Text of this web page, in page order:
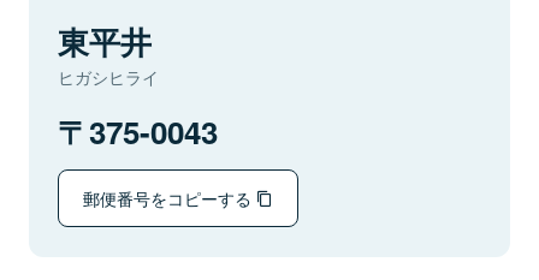
東平井
ヒガシヒライ
375-0043
郵便番号をコピーする